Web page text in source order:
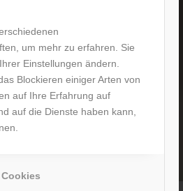
um mehr zu erfahren. Sie
Einstellungen ändern.
Blockieren einiger Arten von
auf Ihre Erfahrung auf
auf die Dienste haben kann,